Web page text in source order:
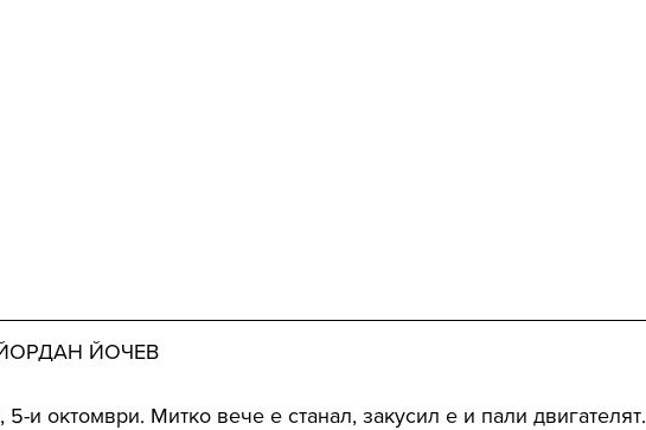
ЙОРДАН ЙОЧЕВ
5-и октомври. Митко вече е станал, закусил е и пали двигателят.